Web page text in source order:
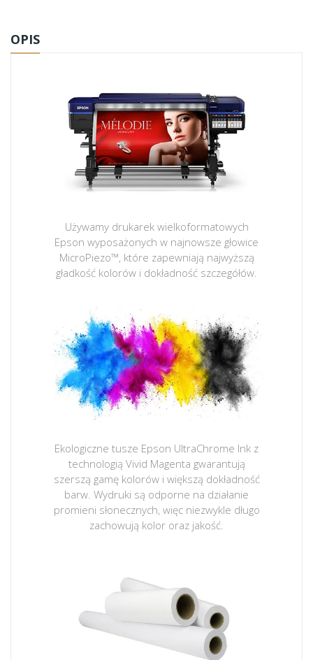
OPIS
Używamy drukarek wielkoformatowych
Epson wyposażonych w najnowsze głowice
MicroPiezo™, które zapewniają najwyższą
gładkość kolorów i dokładność szczegółów.
Ekologiczne tusze Epson UltraChrome Ink z
technologią Vivid Magenta gwarantują
szerszą gamę kolorów i większą dokładność
barw. Wydruki są odporne na działanie
promieni słonecznych, więc niezwykle długo
zachowują kolor oraz jakość.